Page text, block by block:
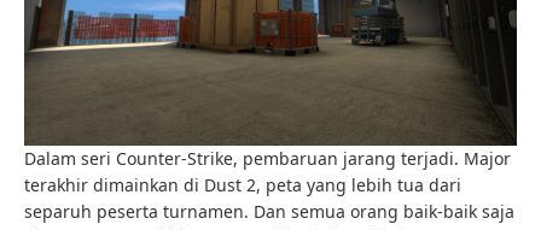
Dalam seri Counter-Strike, pembaruan jarang terjadi. Major
terakhir dimainkan di Dust 2, peta yang lebih tua dari
separuh peserta turnamen. Dan semua orang baik-baik saja